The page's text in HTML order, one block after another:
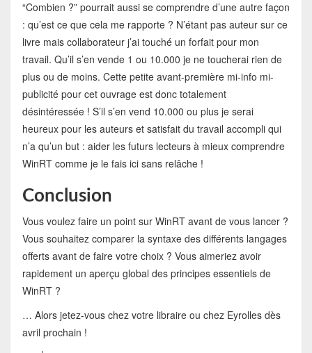
“Combien ?” pourrait aussi se comprendre d’une autre façon
: qu’est ce que cela me rapporte ? N’étant pas auteur sur ce
livre mais collaborateur j’ai touché un forfait pour mon
travail. Qu’il s’en vende 1 ou 10.000 je ne toucherai rien de
plus ou de moins. Cette petite avant-première mi-info mi-
publicité pour cet ouvrage est donc totalement
désintéressée ! S’il s’en vend 10.000 ou plus je serai
heureux pour les auteurs et satisfait du travail accompli qui
n’a qu’un but : aider les futurs lecteurs à mieux comprendre
WinRT comme je le fais ici sans relâche !
Conclusion
Vous voulez faire un point sur WinRT avant de vous lancer ?
Vous souhaitez comparer la syntaxe des différents langages
offerts avant de faire votre choix ? Vous aimeriez avoir
rapidement un aperçu global des principes essentiels de
WinRT ?
… Alors jetez-vous chez votre libraire ou chez Eyrolles dès
avril prochain !